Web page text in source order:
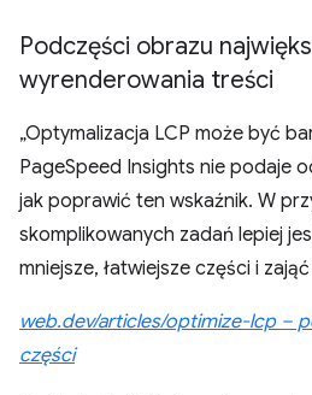
Podczęści obrazu
wyrenderowania treści
„Optymalizacja LCP może być
PageSpeed Insights nie podaje
jak poprawić ten wskaźnik. W
skomplikowanych zadań lepiej
mniejsze, łatwiejsze części i
web.dev/articles/optimize-lcp –
części